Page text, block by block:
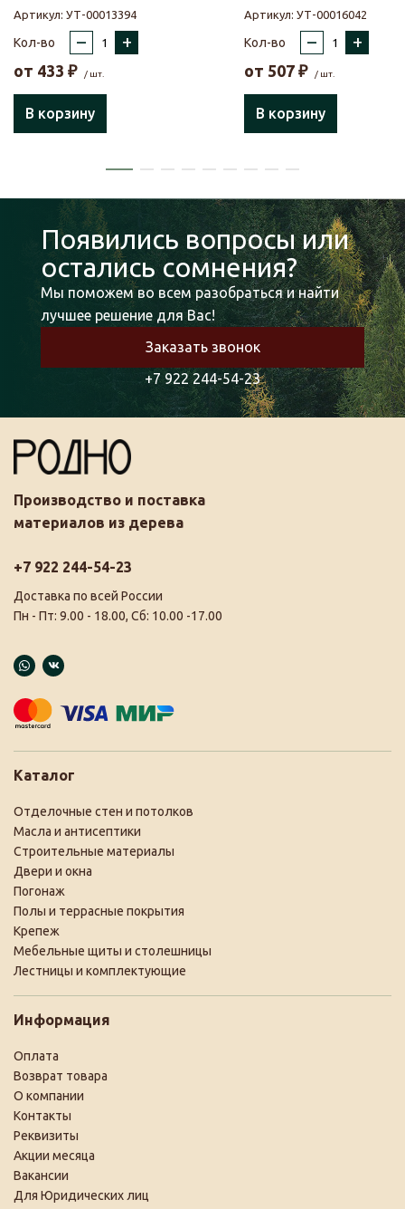
Артикул: УТ-00013394
Кол-во – +
от 433 ₽ / шт.
В корзину
Артикул: УТ-00016042
Кол-во – +
от 507 ₽ / шт.
В корзину
Появились вопросы или
остались сомнения?
Мы поможем во всем разобраться и найти
лучшее решение для Вас!
Заказать звонок
+7 922 244-54-23
Производство и поставка
материалов из дерева
+7 922 244-54-23
Доставка по всей России
Пн - Пт: 9.00 - 18.00, Сб: 10.00 -17.00
Каталог
Отделочные стен и потолков
Масла и антисептики
Строительные материалы
Двери и окна
Погонаж
Полы и террасные покрытия
Крепеж
Мебельные щиты и столешницы
Лестницы и комплектующие
Информация
Оплата
Возврат товара
О компании
Контакты
Реквизиты
Акции месяца
Вакансии
Для Юридических лиц